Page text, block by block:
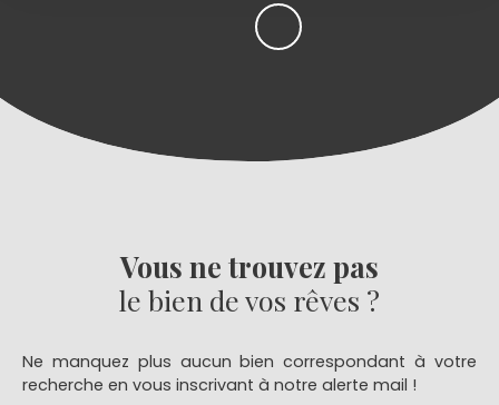
Vous ne trouvez pas
le bien de vos rêves ?
Ne manquez plus aucun bien correspondant à votre
recherche en vous inscrivant à notre alerte mail !